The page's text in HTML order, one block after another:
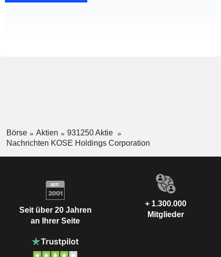
Börse Aktien
931250 Aktie
Nachrichten KOSE Holdings Corporation
Seit über 20 Jahren
an Ihrer Seite
+ 1.300.000
Mitglieder